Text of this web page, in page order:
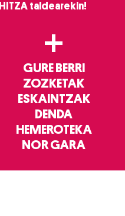
HITZA taldearekin!
+
GURE BERRI
ZOZKETAK
ESKAINTZAK
DENDA
HEMEROTEKA
NOR GARA